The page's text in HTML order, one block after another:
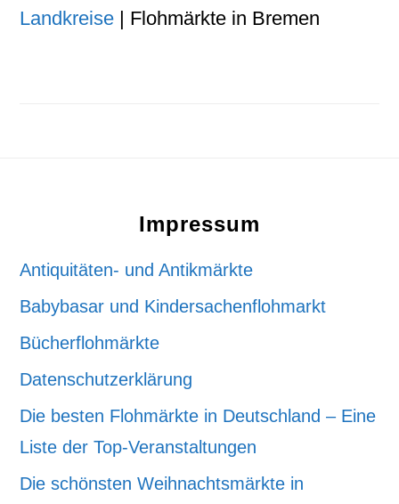
Landkreise | Flohmärkte in Bremen
Impressum
Antiquitäten- und Antikmärkte
Babybasar und Kindersachenflohmarkt
Bücherflohmärkte
Datenschutzerklärung
Die besten Flohmärkte in Deutschland – Eine
Liste der Top-Veranstaltungen
Die schönsten Weihnachtsmärkte in